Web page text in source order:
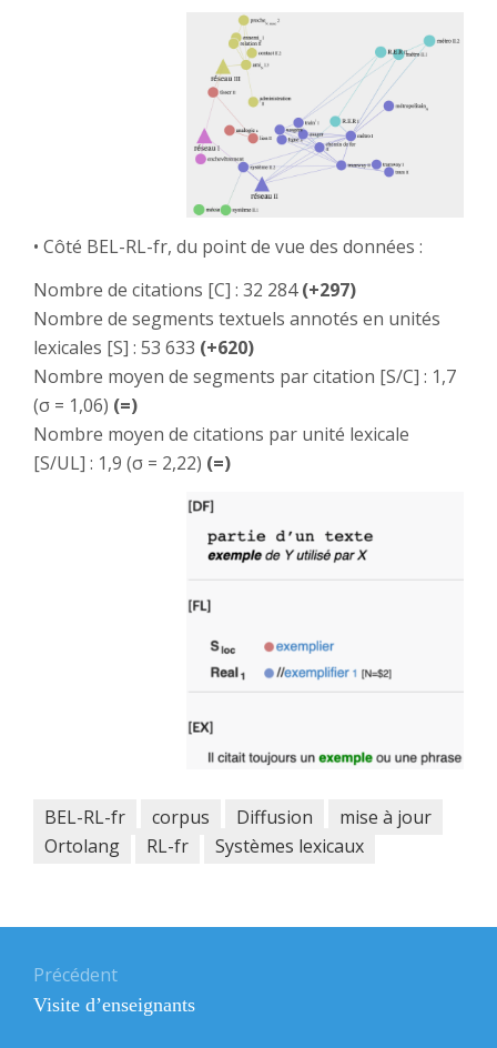
• Côté BEL-RL-fr, du point de vue des données :
Nombre de citations [C] : 32 284(+297)
Nombre de segments textuels annotés en unités
lexicales [S] : 53 633 (+620)
Nombre moyen de segments par citation [S/C] : 1,7
(σ = 1,06) (=)
Nombre moyen de citations par unité lexicale
[S/UL] : 1,9 (σ = 2,22) (=)
BEL-RL-fr corpus Diffusion
mise à jour
Ortolang
RL-fr Systèmes lexicaux
l’article
Précédent
Article
Visite d’enseignants